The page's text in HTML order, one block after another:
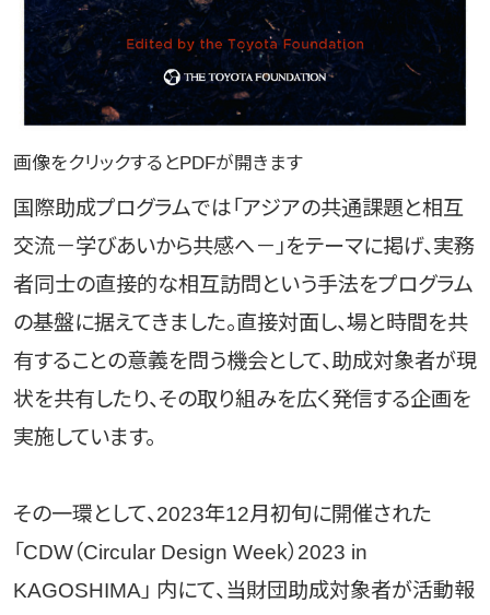
画像をクリックするとPDFが開きます
国際助成プログラムでは「アジアの共通課題と相互
交流－学びあいから共感へ－」をテーマに掲げ、実務
者同士の直接的な相互訪問という手法をプログラム
の基盤に据えてきました。直接対面し、場と時間を共
有することの意義を問う機会として、助成対象者が現
状を共有したり、その取り組みを広く発信する企画を
実施しています。
その一環として、2023年12月初旬に開催された
「CDW（Circular Design Week）2023 in
KAGOSHIMA」 内にて、当財団助成対象者が活動報